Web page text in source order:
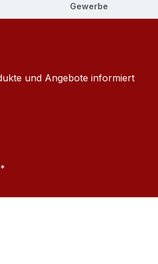
Gewerbe
und Angebote informiert
*